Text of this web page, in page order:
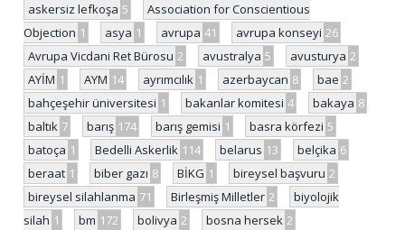
askersiz lefkoşa 5
Association for Conscientious
Objection 1 asya 1 avrupa 41 avrupa konseyi 26
Avrupa Vicdani Ret Bürosu 2 avustralya 5 avusturya 2
AYİM 1 AYM 14 ayrımcılık 1 azerbaycan 8 bae 2
bahçeşehir üniversitesi 1 bakanlar komitesi 4 bakaya 8
baltık 7 barış 174 barış gemisi 1 basra körfezi 5
batoça 1 Bedelli Askerlik 114 belarus 13 belçika 6
beraat 1 biber gazı 8 BİKG 1 bireysel başvuru 2
bireysel silahlanma 71 Birleşmiş Milletler 2
biyolojik
silah 1 bm 172 bolivya 2 bosna hersek 2